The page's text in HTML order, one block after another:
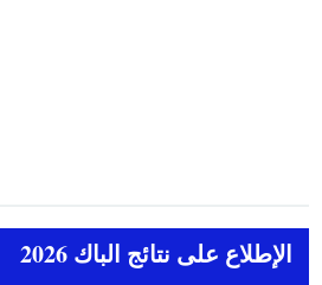
الإطلاع على نتائج الباك 2026